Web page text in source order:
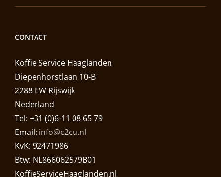
CONTACT
Koffie Service Haaglanden
Diepenhorstlaan 10-B
2288 EW Rijswijk
Nederland
Tel: +31 (0)6-11 08 65 79
Email: info@c2cu.nl
KvK: 92471986
Btw: NL866062579B01
KoffieServiceHaaglanden.nl